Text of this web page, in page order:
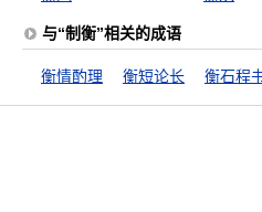
与“制衡”相关的成语
衡情酌理 衡短论长 衡石程